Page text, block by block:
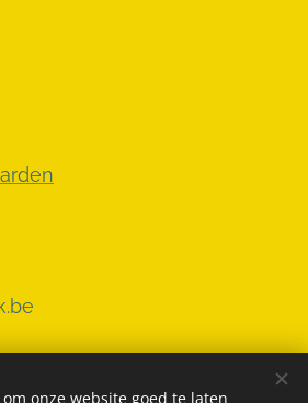
onze website goed te laten